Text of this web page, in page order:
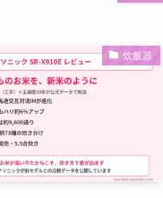
炊飯器